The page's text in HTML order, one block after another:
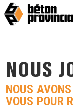
NOUS
NOUS
VOUS POUR